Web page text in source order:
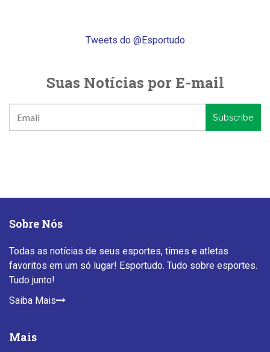
Tweets do @Esportudo
Suas Notícias por E-mail
Sobre Nós
Todas as notícias de seus esportes, times e atletas
favoritos em um só lugar! Esportudo. Tudo sobre esportes.
Tudo junto!
Saiba Mais
Mais